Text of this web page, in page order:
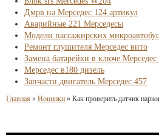
Дмрв на Мерседес 124 артикул
Аварийные 221 Мерседесы
Модели пассажирских
Ремонт глушителя Мерседес вито
Замена батарейки в ключе
Мерседес в180 дизель
Запчасти двигатель Мерседес 457
Главная » Новинки » Как проверить датчик